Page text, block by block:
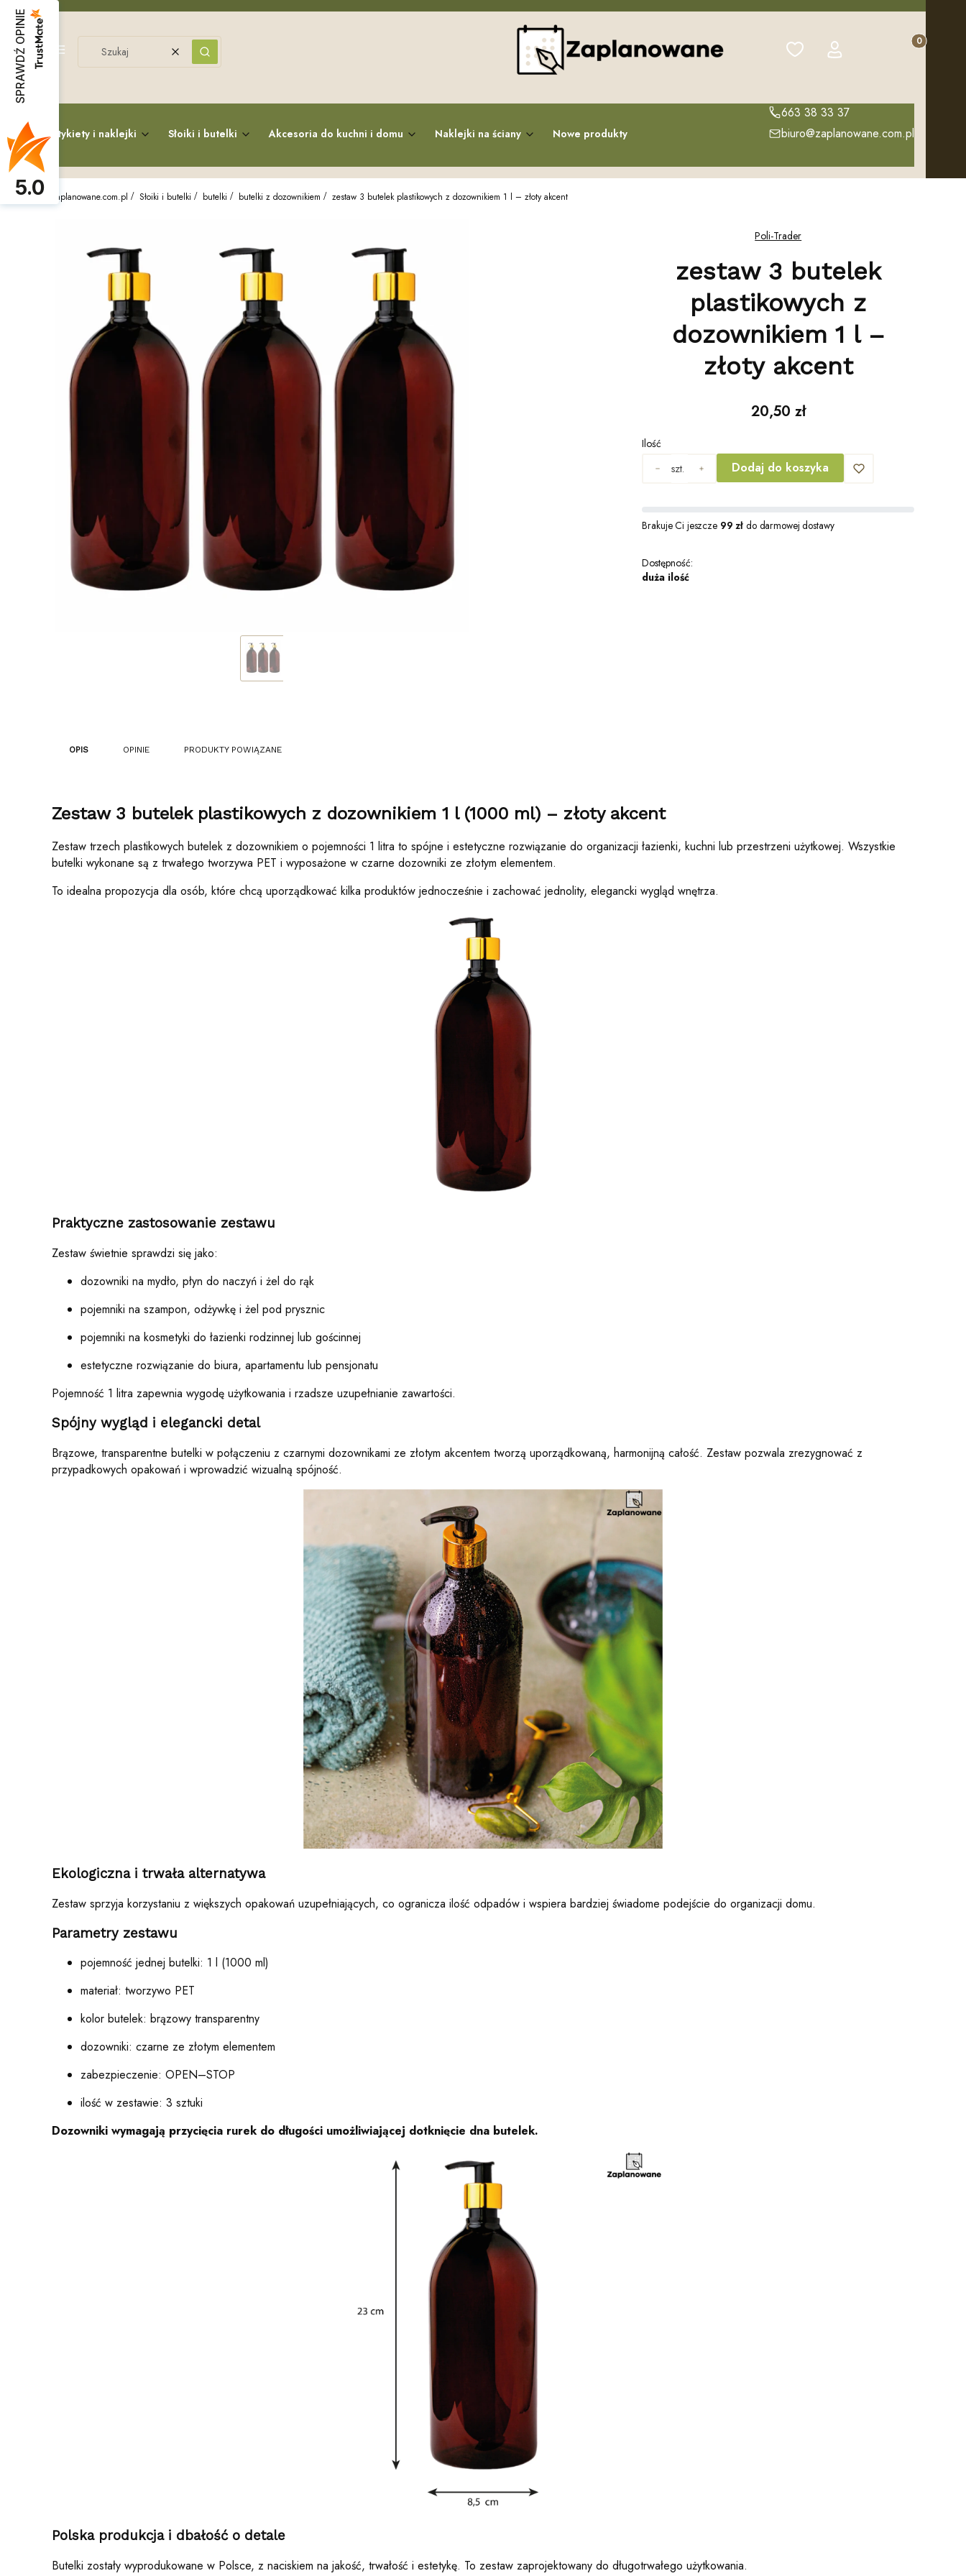
Menu
WyczyśćSzukaj
Ulubione Zaloguj się Produkty w
Koszyk
Etykiety i naklejki Słoiki i butelki Akcesoria do kuchni i domu Naklejki na ściany Nowe produkty
663 38 33 37
biuro@zaplanowane.com.pl
zaplanowane.com.pl Słoiki i butelki butelki butelki z dozownikiem zestaw 3 butelek plastikowych z dozownikiem 1 l – złoty akcent
Poli-Trader
zestaw 3 butelek
plastikowych z
dozownikiem 1 l –
złoty akcent
Cena
20,50 zł
Ilość
szt.
Dodaj do koszyka
Brakuje Ci jeszcze 99 zł do darmowej dostawy
Dostępność:
duża ilość
OPIS OPINIE PRODUKTY POWIĄZANE
Zestaw 3 butelek plastikowych z dozownikiem 1 l (1000 ml) – złoty akcent
Zestaw trzech plastikowych butelek z dozownikiem o pojemności 1 litra to spójne i estetyczne rozwiązanie do organizacji łazienki, kuchni lub przestrzeni użytkowej. Wszystkie
butelki wykonane są z trwałego tworzywa PET i wyposażone w czarne dozowniki ze złotym elementem.
To idealna propozycja dla osób, które chcą uporządkować kilka produktów jednocześnie i zachować jednolity, elegancki wygląd wnętrza.
Praktyczne zastosowanie zestawu
Zestaw świetnie sprawdzi się jako:
dozowniki na mydło, płyn do naczyń i żel do rąk
pojemniki na szampon, odżywkę i żel pod prysznic
pojemniki na kosmetyki do łazienki rodzinnej lub gościnnej
estetyczne rozwiązanie do biura, apartamentu lub pensjonatu
Pojemność 1 litra zapewnia wygodę użytkowania i rzadsze uzupełnianie zawartości.
Spójny wygląd i elegancki detal
Brązowe, transparentne butelki w połączeniu z czarnymi dozownikami ze złotym akcentem tworzą uporządkowaną, harmonijną całość. Zestaw pozwala zrezygnować z
przypadkowych opakowań i wprowadzić wizualną spójność.
Ekologiczna i trwała alternatywa
Zestaw sprzyja korzystaniu z większych opakowań uzupełniających, co ogranicza ilość odpadów i wspiera bardziej świadome podejście do organizacji domu.
Parametry zestawu
pojemność jednej butelki: 1 l (1000 ml)
materiał: tworzywo PET
kolor butelek: brązowy transparentny
dozowniki: czarne ze złotym elementem
zabezpieczenie: OPEN–STOP
ilość w zestawie: 3 sztuki
Dozowniki wymagają przycięcia rurek do długości umożliwiającej dotknięcie dna butelek.
Polska produkcja i dbałość o detale
Butelki zostały wyprodukowane w Polsce, z naciskiem na jakość, trwałość i estetykę. To zestaw zaprojektowany do długotrwałego użytkowania.
SPRAWDŹ OPINIE
5.0